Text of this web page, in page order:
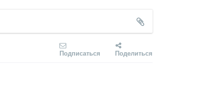
Подписаться Поделиться